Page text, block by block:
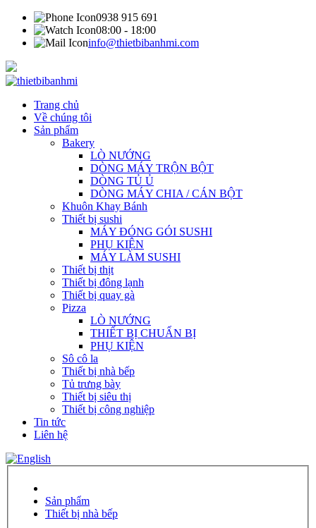
0938 915 691
08:00 - 18:00
info@thietbibanhmi.com
Trang chủ
Về chúng tôi
Sản phẩm
Bakery
LÒ NƯỚNG
DÒNG MÁY TRỘN BỘT
DÒNG TỦ Ủ
DÒNG MÁY CHIA / CÁN BỘT
Khuôn Khay Bánh
Thiết bị sushi
MÁY ĐÓNG GÓI SUSHI
PHỤ KIỆN
MÁY LÀM SUSHI
Thiết bị thịt
Thiết bị đông lạnh
Thiết bị quay gà
Pizza
LÒ NƯỚNG
THIẾT BỊ CHUẨN BỊ
PHỤ KIỆN
Sô cô la
Thiết bị nhà bếp
Tủ trưng bày
Thiết bị siêu thị
Thiết bị công nghiệp
Tin tức
Liên hệ
Sản phẩm
Thiết bị nhà bếp